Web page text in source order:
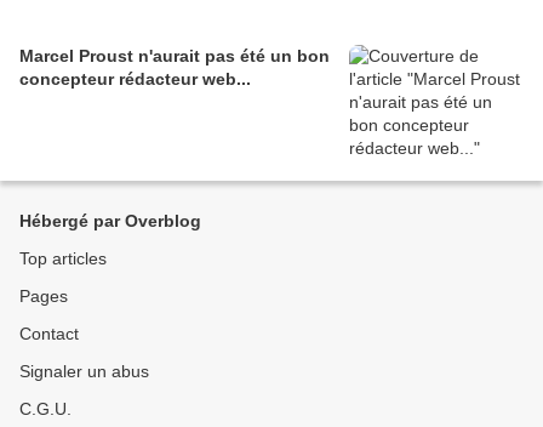
Marcel Proust n'aurait pas été un bon
concepteur rédacteur web...
Hébergé par Overblog
Top articles
Pages
Contact
Signaler un abus
C.G.U.